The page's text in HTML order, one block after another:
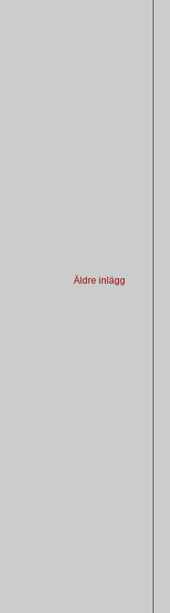
Äldre inlägg